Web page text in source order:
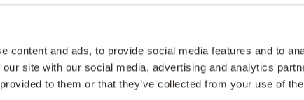
content and ads, to provide social media features and to
site with our social media, advertising and analytics
to them or that they’ve collected from your use of
wijze onderdeel geworden van het totaalbeeld.
in natuursteenstrips. Wederom viel de keuze
heeft gekost. De sortering van de metselstenen
plaatje geworden!